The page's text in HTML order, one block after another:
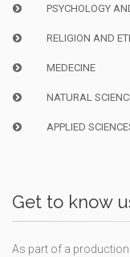
PSYCHOLOGY
RELIGION AND
MEDECINE
NATURAL
APPLIED
Get to know
As part of a